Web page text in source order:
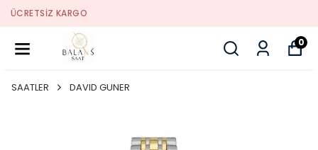
0
SAATLER DAVID GUNER